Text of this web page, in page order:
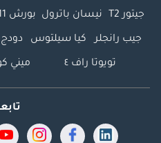
جيتور T2 نيسان باترول بورش 911
جيب رانجلر كيا سيلتوس
تويوتا راف ٤ ميني